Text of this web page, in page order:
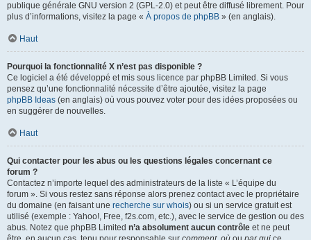
publique générale GNU version 2 (GPL-2.0) et peut être diffusé librement. Pour
plus d’informations, visitez la page « À propos de phpBB » (en anglais).
Haut
Pourquoi la fonctionnalité X n’est pas disponible ?
Ce logiciel a été développé et mis sous licence par phpBB Limited. Si vous
pensez qu’une fonctionnalité nécessite d’être ajoutée, visitez la page
phpBB Ideas (en anglais) où vous pouvez voter pour des idées proposées ou
en suggérer de nouvelles.
Haut
Qui contacter pour les abus ou les questions légales concernant ce
forum ?
Contactez n’importe lequel des administrateurs de la liste « L’équipe du
forum ». Si vous restez sans réponse alors prenez contact avec le propriétaire
du domaine (en faisant une recherche sur whois) ou si un service gratuit est
utilisé (exemple : Yahoo!, Free, f2s.com, etc.), avec le service de gestion ou des
abus. Notez que phpBB Limited n’a absolument aucun contrôle et ne peut